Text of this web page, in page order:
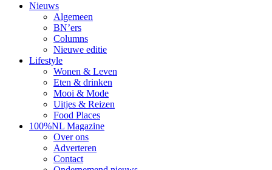
Nieuws
Algemeen
BN’ers
Columns
Nieuwe editie
Lifestyle
Wonen & Leven
Eten & drinken
Mooi & Mode
Uitjes & Reizen
Food Places
100%NL Magazine
Over ons
Adverteren
Contact